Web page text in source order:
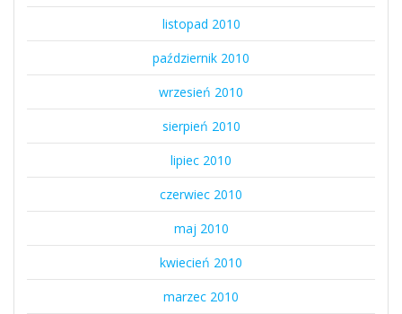
listopad 2010
październik 2010
wrzesień 2010
sierpień 2010
lipiec 2010
czerwiec 2010
maj 2010
kwiecień 2010
marzec 2010